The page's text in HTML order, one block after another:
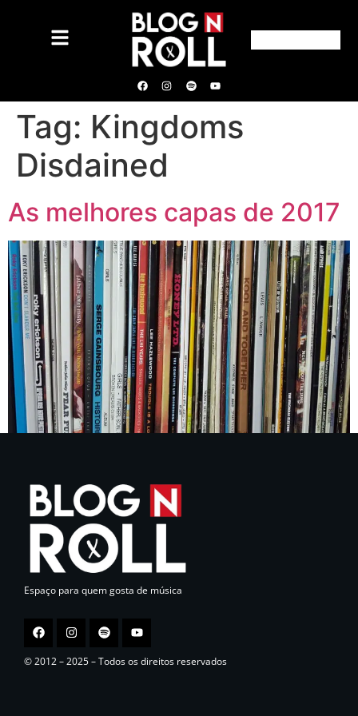
Tag: Kingdoms
Disdained
As melhores capas de 2017
Espaço para quem gosta de música
© 2012 – 2025 – Todos os direitos reservados